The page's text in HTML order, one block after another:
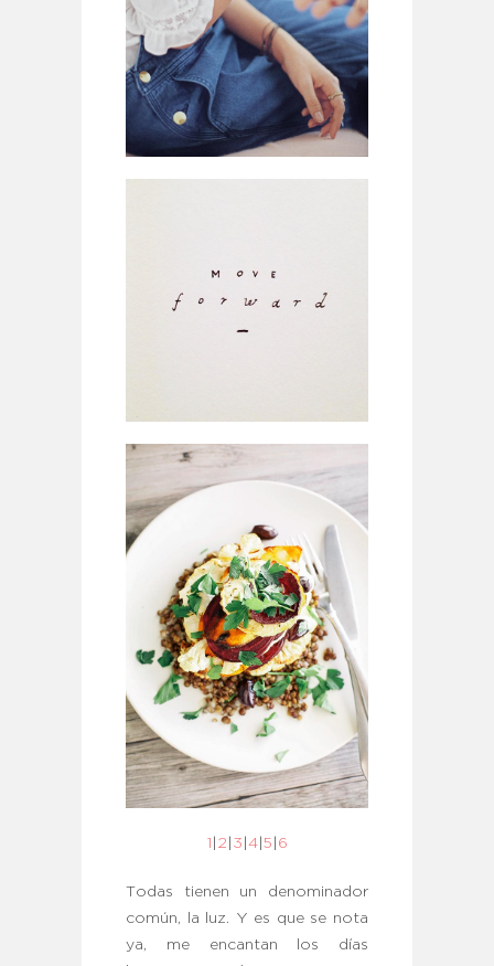
1 2 3 4| 5 6
Todas tienen un denominador
común, la luz. Y es que se nota
ya, me encantan los días